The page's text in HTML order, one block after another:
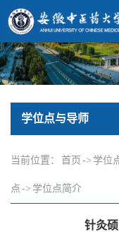
学位点与导师
当前位置： 首页 -> 学位
点 -> 学位点简介
针灸